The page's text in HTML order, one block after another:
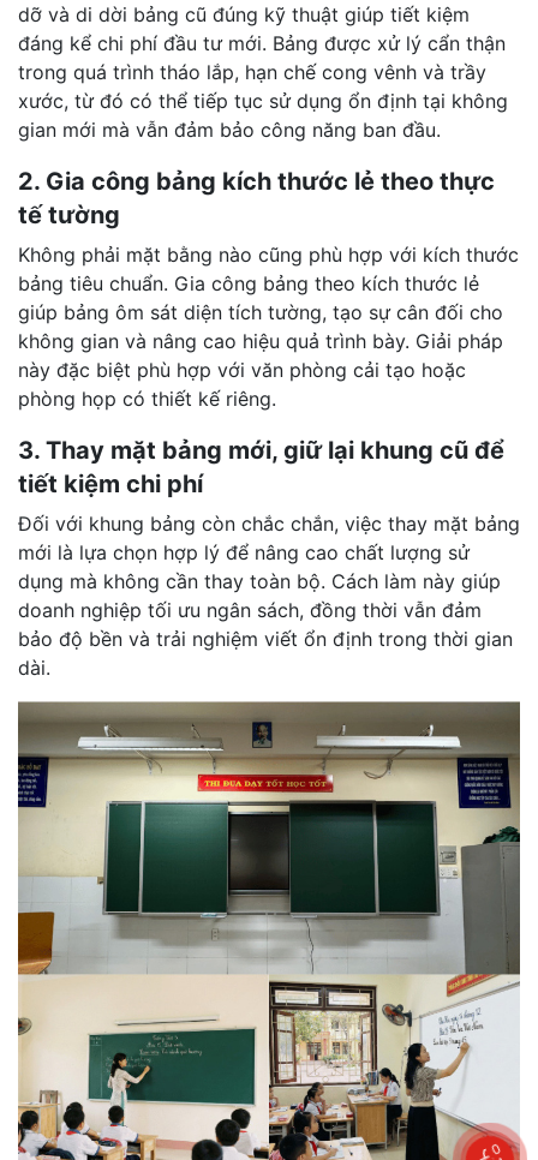
dỡ và di dời bảng cũ đúng kỹ thuật giúp tiết kiệm
đáng kể chi phí đầu tư mới. Bảng được xử lý cẩn thận
trong quá trình tháo lắp, hạn chế cong vênh và trầy
xước, từ đó có thể tiếp tục sử dụng ổn định tại không
gian mới mà vẫn đảm bảo công năng ban đầu.
2. Gia công bảng kích thước lẻ theo thực
tế tường
Không phải mặt bằng nào cũng phù hợp với kích thước
bảng tiêu chuẩn. Gia công bảng theo kích thước lẻ
giúp bảng ôm sát diện tích tường, tạo sự cân đối cho
không gian và nâng cao hiệu quả trình bày. Giải pháp
này đặc biệt phù hợp với văn phòng cải tạo hoặc
phòng họp có thiết kế riêng.
3. Thay mặt bảng mới, giữ lại khung cũ để
tiết kiệm chi phí
Đối với khung bảng còn chắc chắn, việc thay mặt bảng
mới là lựa chọn hợp lý để nâng cao chất lượng sử
dụng mà không cần thay toàn bộ. Cách làm này giúp
doanh nghiệp tối ưu ngân sách, đồng thời vẫn đảm
bảo độ bền và trải nghiệm viết ổn định trong thời gian
dài.
0